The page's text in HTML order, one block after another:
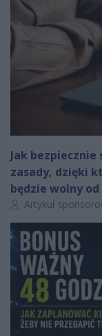
Jak
zasady, dzięki
będzie wolny
Autor artykułu:
Artykuł